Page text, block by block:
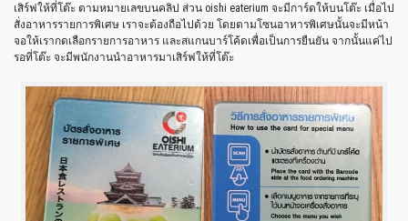
เสิร์ฟให้ที่โต๊ะ ตามหมายเลขบนคลิป ส่วน oishi eaterium จะมีการ์ดให้บนโต๊ะ เมื่อไป
สั่งอาหารรายการพิเศษ เราจะต้องถือไปด้วย โดยตามโซนอาหารพิเศษนั้นจะมีหน้า
จอให้เรากดเลือกรายการอาหาร และสแกนบาร์โค้ดเพื่อเป็นการยืนยัน จากนั้นแค่ไป
รอที่โต๊ะ จะมีพนักงานนำอาหารมาเสิร์ฟให้ที่โต๊ะ